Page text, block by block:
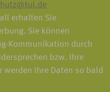
erhalten Sie
Sie können
Kommunikation durch
bzw. Ihre
werden Ihre Daten so bald